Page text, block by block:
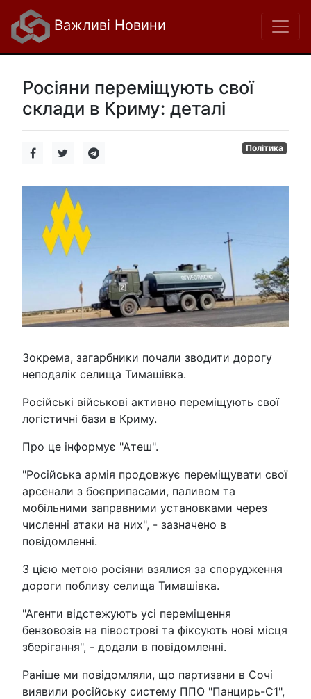
Важливі Новини
Росіяни переміщують свої
склади в Криму: деталі
Політика
Зокрема, загарбники почали зводити дорогу
неподалік селища Тимашівка.
Російські військові активно переміщують свої
логістичні бази в Криму.
Про це інформує "Атеш".
"Російська армія продовжує переміщувати свої
арсенали з боєприпасами, паливом та
мобільними заправними установками через
численні атаки на них", - зазначено в
повідомленні.
З цією метою росіяни взялися за спорудження
дороги поблизу селища Тимашівка.
"Агенти відстежують усі переміщення
бензовозів на півострові та фіксують нові місця
зберігання", - додали в повідомленні.
Раніше ми повідомляли, що партизани в Сочі
виявили російську систему ППО "Панцирь-С1",